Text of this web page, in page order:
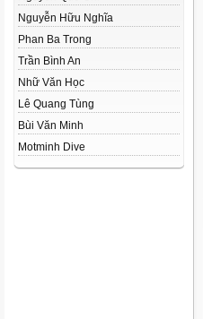
Nguyễn Hữu Nghĩa
Phan Ba Trong
Trần Bình An
Nhữ Văn Học
Lê Quang Tùng
Bùi Văn Minh
Motminh Dive